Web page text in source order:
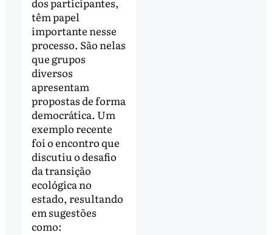
têm papel
importante nesse
processo. São nelas
que grupos
diversos
apresentam
propostas de forma
democrática. Um
exemplo recente
foi o encontro que
discutiu o desafio
da transição
ecológica no
estado, resultando
em sugestões
como: